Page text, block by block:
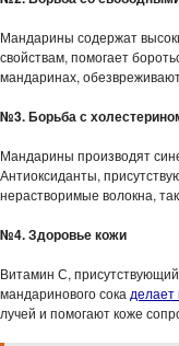
Мандарины содержат
свойствам, помогает
мандаринах,
№3. Борьба с
Мандарины производят
Антиоксиданты,
нерастворимые волокна,
№4. Здоровье кожи
Витамин С,
мандаринового сока делает
лучей и помогают коже